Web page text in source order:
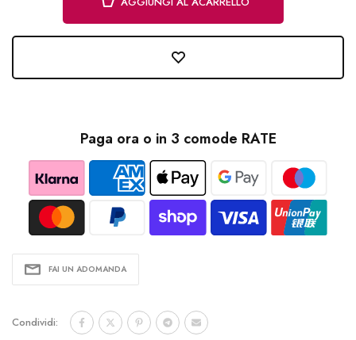
Paga ora o in 3 comode RATE
FAI UN ADOMANDA
Condividi: